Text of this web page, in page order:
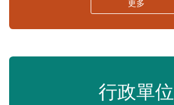
更多
行政單位